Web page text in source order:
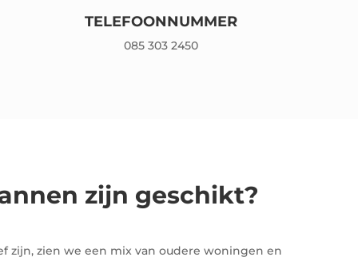
TELEFOONNUMMER
085 303 2450
zijn geschikt?
zijn, zien we een mix van oudere woningen en